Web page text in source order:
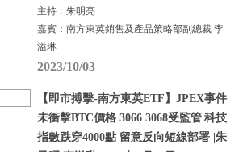
主持：朱明亮
嘉賓：南方東英銷售及產品策略部副總裁 李
溢琳
2023/10/03
【即市搏擊-南方東英ETF】JPEX事件
未衝擊BTC價格 3066 3068受監管|科技
指數跌穿4000點 留意反向短線部署 |朱